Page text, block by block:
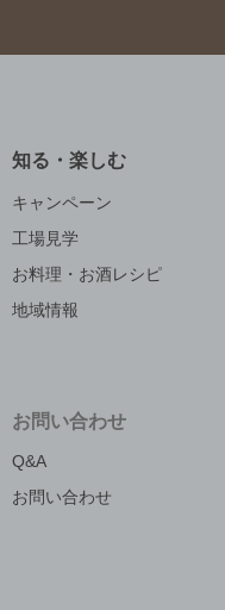
知る・楽しむ
キャンペーン
工場見学
お料理・お酒レシピ
地域情報
お問い合わせ
Q&A
お問い合わせ